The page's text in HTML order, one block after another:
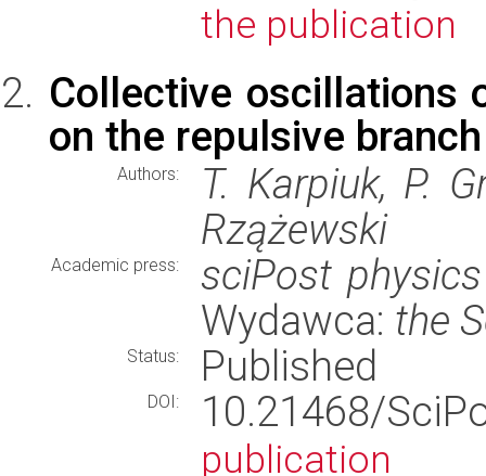
the publication
Collective oscillations
on the repulsive branch
Authors:
T. Karpiuk, P.
Rzążewski
Academic press: sciPost physics
Wydawca: the
Status: Published
DOI: 10.21468/
publication